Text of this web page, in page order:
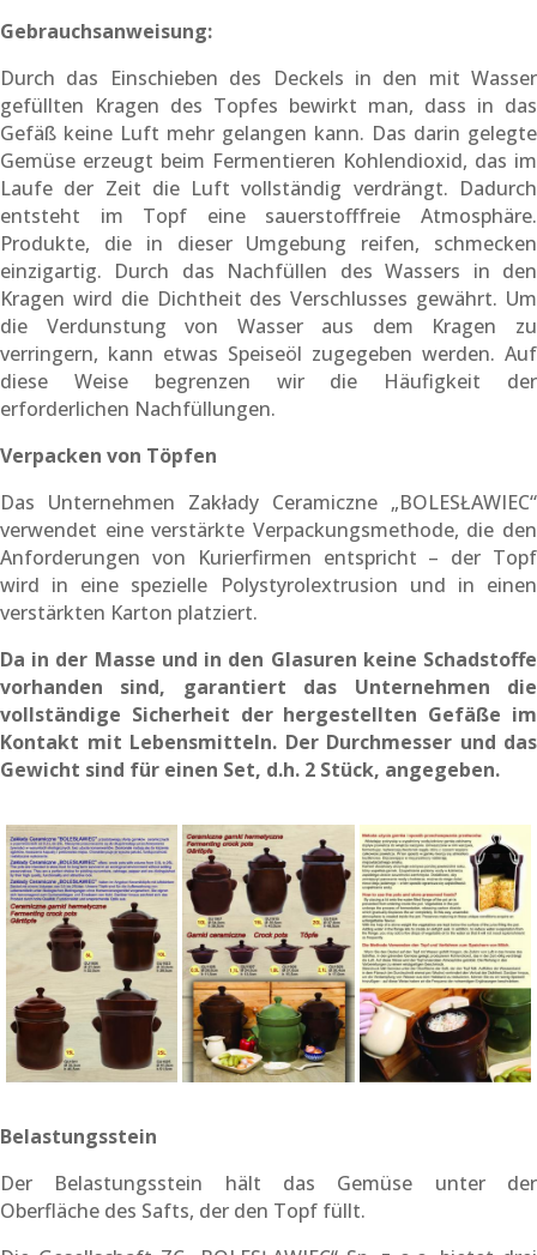
Gebrauchsanweisung:
Durch das Einschieben des Deckels in den mit Wasser
gefüllten Kragen des Topfes bewirkt man, dass in das
Gefäß keine Luft mehr gelangen kann. Das darin gelegte
Gemüse erzeugt beim Fermentieren Kohlendioxid, das im
Laufe der Zeit die Luft vollständig verdrängt. Dadurch
entsteht im Topf eine sauerstofffreie Atmosphäre.
Produkte, die in dieser Umgebung reifen, schmecken
einzigartig. Durch das Nachfüllen des Wassers in den
Kragen wird die Dichtheit des Verschlusses gewährt. Um
die Verdunstung von Wasser aus dem Kragen zu
verringern, kann etwas Speiseöl zugegeben werden. Auf
diese Weise begrenzen wir die Häufigkeit der
erforderlichen Nachfüllungen.
Verpacken von Töpfen
Das Unternehmen Zakłady Ceramiczne „BOLESŁAWIEC“
verwendet eine verstärkte Verpackungsmethode, die den
Anforderungen von Kurierfirmen entspricht – der Topf
wird in eine spezielle Polystyrolextrusion und in einen
verstärkten Karton platziert.
Da in der Masse und in den Glasuren keine Schadstoffe
vorhanden sind, garantiert das Unternehmen die
vollständige Sicherheit der hergestellten Gefäße im
Kontakt mit Lebensmitteln. Der Durchmesser und das
Gewicht sind für einen Set, d.h. 2 Stück, angegeben.
Belastungsstein
Der Belastungsstein hält das Gemüse unter der
Oberfläche des Safts, der den Topf füllt.